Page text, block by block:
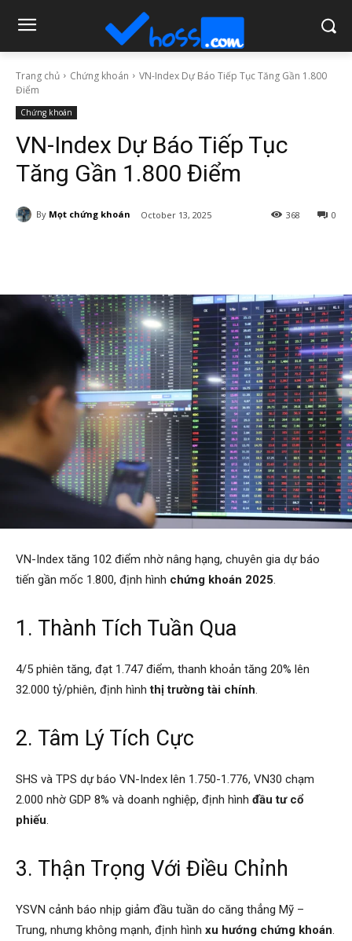
Trang chủ Chứng khoán
VN-Index Dự Báo Tiếp Tục Tăng Gần 1.800
Điểm
Chứng khoán
VN-Index Dự Báo Tiếp Tục
Tăng Gần 1.800 Điểm
By Mọt chứng khoán October 13, 2025 0
368
VN-Index tăng 102 điểm nhờ nâng hạng, chuyên gia dự báo
tiến gần mốc 1.800, định hình chứng khoán 2025.
1. Thành Tích Tuần Qua
4/5 phiên tăng, đạt 1.747 điểm, thanh khoản tăng 20% lên
32.000 tỷ/phiên, định hìnhthị trường tài chính.
2. Tâm Lý Tích Cực
SHS và TPS dự báo VN-Index lên 1.750-1.776, VN30 chạm
2.000 nhờ GDP 8% và doanh nghiệp, định hình đầu tư cổ
phiếu.
3. Thận Trọng Với Điều Chỉnh
YSVN cảnh báo nhịp giảm đầu tuần do căng thẳng Mỹ –
Trung, nhưng không mạnh, định hình xu hướng chứng khoán.